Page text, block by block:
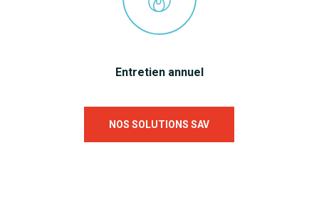
Entretien annuel
NOS SOLUTIONS SAV